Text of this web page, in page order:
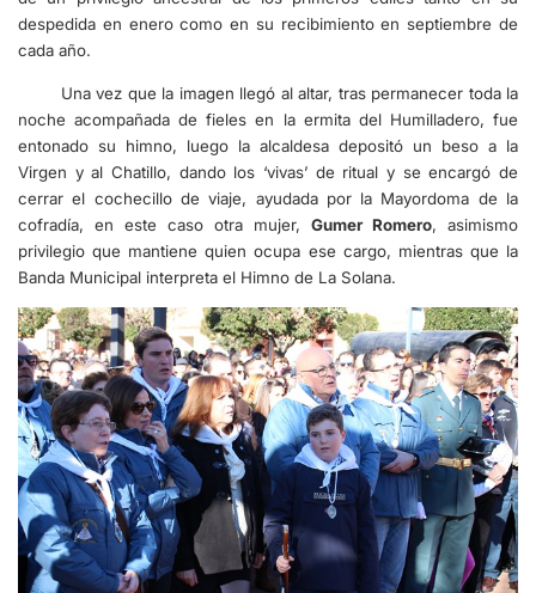
despedida en enero como en su recibimiento en septiembre de
cada año.
Una vez que la imagen llegó al altar, tras permanecer toda la
noche acompañada de fieles en la ermita del Humilladero, fue
entonado su himno, luego la alcaldesa depositó un beso a la
Virgen y al Chatillo, dando los ‘vivas’ de ritual y se encargó de
cerrar el cochecillo de viaje, ayudada por la Mayordoma de la
cofradía, en este caso otra mujer, Gumer Romero, asimismo
privilegio que mantiene quien ocupa ese cargo, mientras que la
Banda Municipal interpreta el Himno de La Solana.